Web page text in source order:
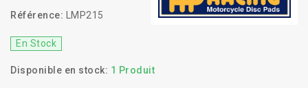
Référence: LMP215
En Stock
Disponible en stock: 1 Produit